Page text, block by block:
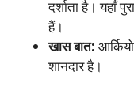
दर्शाता है। यहाँ
हैं।
खास बात:
शानदार है।